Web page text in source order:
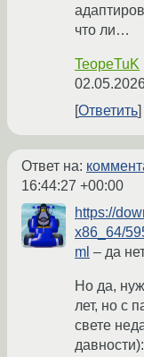
что ли…
TeopeTuK
Ответить
Ответ на:
16:44:27 +00:00
https://
x86_64/
ml – да
Но да,
лет, но с
свете
давности):